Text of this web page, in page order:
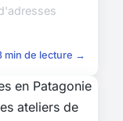
min de lecture →